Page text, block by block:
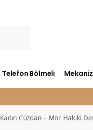
Telefon Bölmeli
Kadın Cüzdan – Mor Hakiki